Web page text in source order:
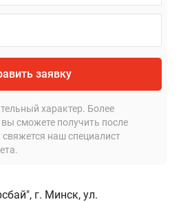
заявку
характер. Более
сможете получить после
наш специалист
г. Минск, ул.